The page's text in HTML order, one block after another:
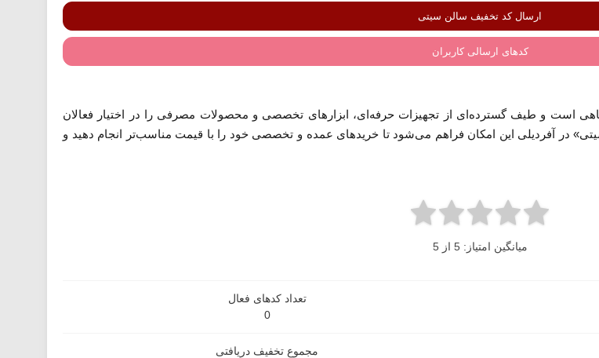
ارسال کد تخفیف سالن سیتی
کدهای ارسالی کاربران
است و طیف گسترده‌ای از تجهیزات حرفه‌ای، ابزارهای تخصصی و محصولات مصرفی را در اختیار فعالان
در آفردیلی این امکان فراهم می‌شود تا خریدهای عمده و تخصصی خود را با قیمت مناسب‌تر انجام دهید و
میانگین امتیاز: 5 از 5
تعداد کدهای فعال
0
مجموع تخفیف دریافتی